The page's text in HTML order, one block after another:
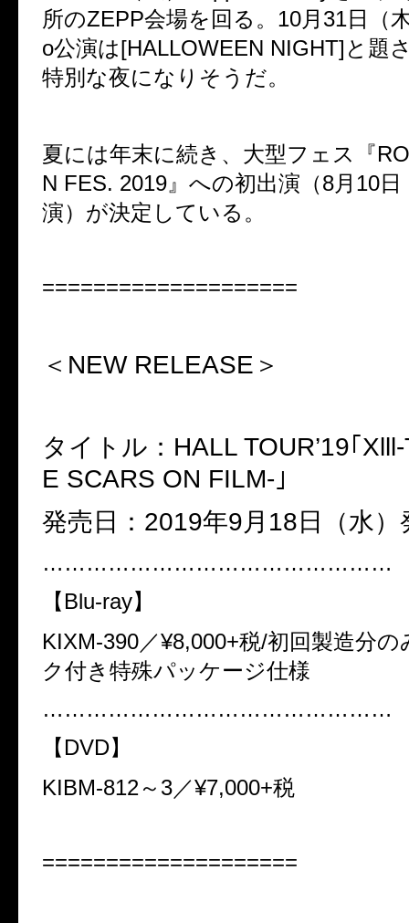
所のZEPP会場を回る。 10月 31日（
o公演は[HALLOWEEN NIGHT] と題
特別な夜になりそうだ。
夏には年末に続き、大型フェス『
N FES. 2019』への初出演（8月 10
演）が決定している。
====================
＜NEW RELEASE＞
タイトル： HALL TOUR’19｢
E SCARS ON FILM- ｣
発売日： 2019年9月 18 日（水）
…………………………………………
【 Blu-ray】
KIXM-390／¥8,000+税/初回製造分
ク付き特殊パッケージ仕様
…………………………………………
【 DVD】
KIBM-812～ 3／¥7,000+税
====================